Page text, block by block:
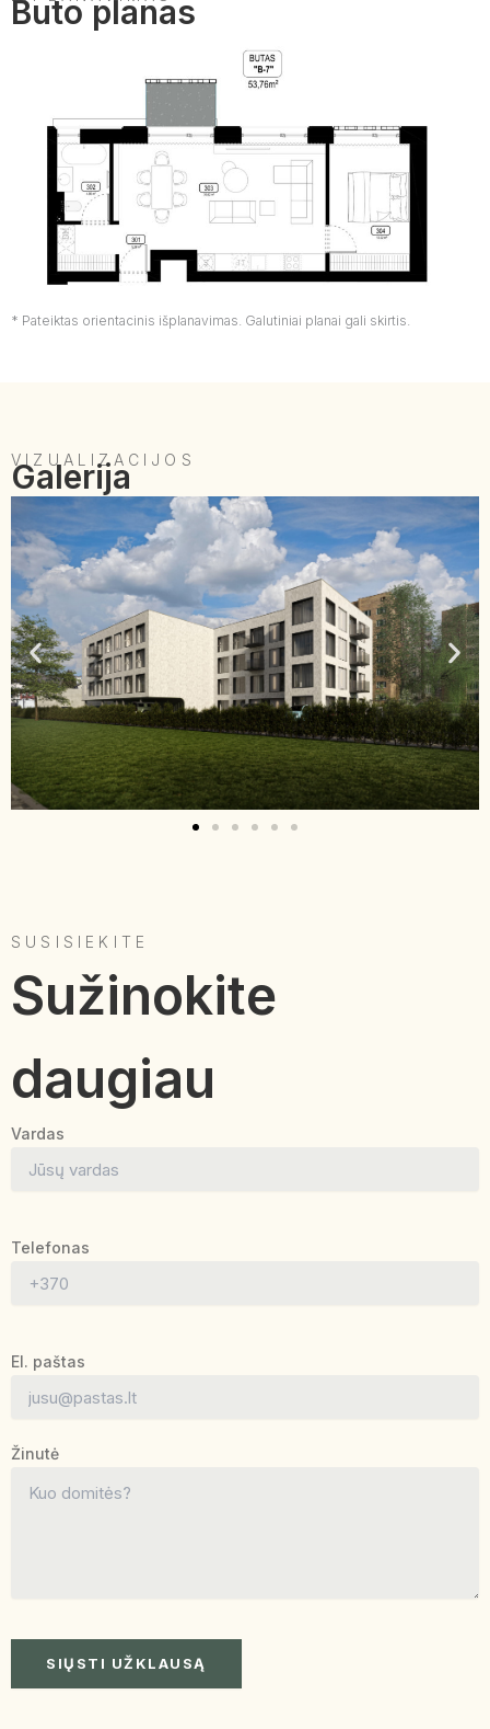
Buto planas
* Pateiktas orientacinis išplanavimas. Galutiniai planai gali skirtis.
VIZUALIZACIJOS
Galerija
SUSISIEKITE
Sužinokite
daugiau
Vardas
Telefonas
El. paštas
Žinutė